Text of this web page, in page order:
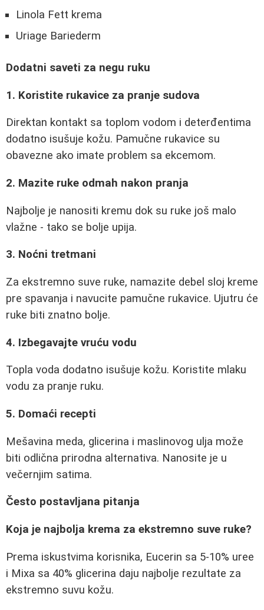
Linola Fett krema
Uriage Bariederm
Dodatni saveti za negu ruku
1. Koristite rukavice za pranje sudova
Direktan kontakt sa toplom vodom i deterđentima
dodatno isušuje kožu. Pamučne rukavice su
obavezne ako imate problem sa ekcemom.
2. Mazite ruke odmah nakon pranja
Najbolje je nanositi kremu dok su ruke još malo
vlažne - tako se bolje upija.
3. Noćni tretmani
Za ekstremno suve ruke, namazite debel sloj kreme
pre spavanja i navucite pamučne rukavice. Ujutru će
ruke biti znatno bolje.
4. Izbegavajte vruću vodu
Topla voda dodatno isušuje kožu. Koristite mlaku
vodu za pranje ruku.
5. Domaći recepti
Mešavina meda, glicerina i maslinovog ulja može
biti odlična prirodna alternativa. Nanosite je u
večernjim satima.
Često postavljana pitanja
Koja je najbolja krema za ekstremno suve ruke?
Prema iskustvima korisnika, Eucerin sa 5-10% uree
i Mixa sa 40% glicerina daju najbolje rezultate za
ekstremno suvu kožu.